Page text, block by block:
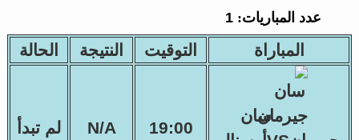
عدد المباريات:1
المباراة التوقيت النتيجة الحالة
سان
19:00
N/A لم تبدأ